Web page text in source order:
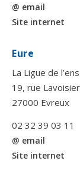
@ email
Site internet
Eure
La Ligue de
19, rue Lavoisier
27000 Evreux
02 32 39 03 11
@ email
Site internet